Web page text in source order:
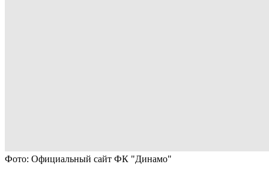
Фото: Официальный сайт ФК "Динамо"